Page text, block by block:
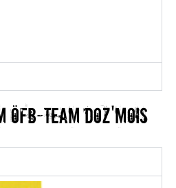
öfb-team doz'mois